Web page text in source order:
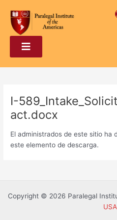
I-
act.docx
El administrados de este sitio ha
este elemento de descarga.
navigation
Copyright © 2026 Paralegal
USA